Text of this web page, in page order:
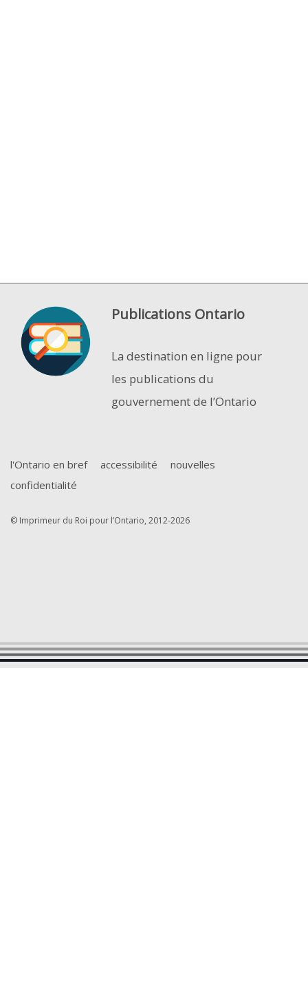
Publications Ontario
La destination en ligne pour
les publications du
gouvernement de l’Ontario
l'Ontario en bref accessibilité
nouvelles
confidentialité
© Imprimeur du Roi pour l’Ontario, 2012-2026